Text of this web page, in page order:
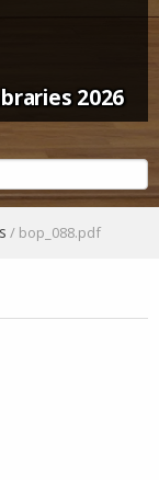
2026
/ bop_088.pdf